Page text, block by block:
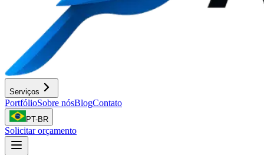
Serviços
PortfólioSobre nósBlogContato
PT-BR
Solicitar orçamento